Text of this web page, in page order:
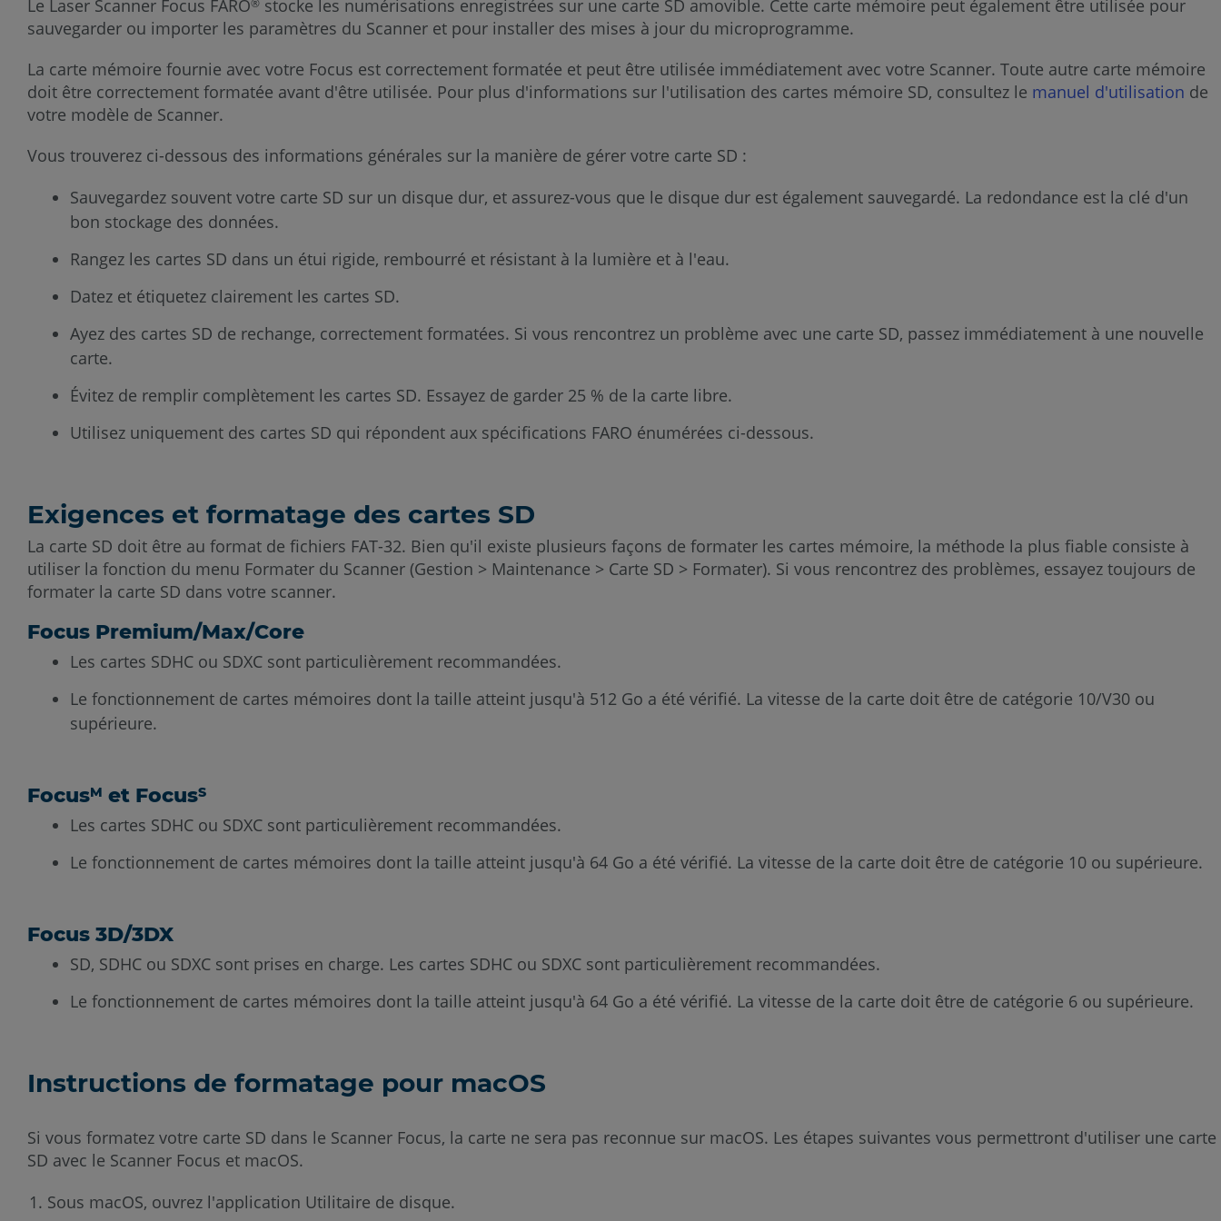
pour
Le Laser Scanner Focus FARO® stocke les numérisations enregistrées sur une carte SD amovible. Cette carte mémoire peut également être utilisée pour
sauvegarder ou importer les paramètres du Scanner et pour installer des mises à jour du microprogramme.
La carte mémoire fournie avec votre Focus est correctement formatée et peut être utilisée immédiatement avec votre Scanner. Toute autre carte mémoire
doit être correctement formatée avant d'être utilisée. Pour plus d'informations sur l'utilisation des cartes mémoire SD, consultez le manuel d'utilisation de
votre modèle de Scanner.
Vous trouverez ci-dessous des informations générales sur la manière de gérer votre carte SD :
Sauvegardez souvent votre carte SD sur un disque dur, et assurez-vous que le disque dur est également sauvegardé. La redondance est la clé d'un
bon stockage des données.
Rangez les cartes SD dans un étui rigide, rembourré et résistant à la lumière et à l'eau.
Datez et étiquetez clairement les cartes SD.
Ayez des cartes SD de rechange, correctement formatées. Si vous rencontrez un problème avec une carte SD, passez immédiatement à une nouvelle
carte.
Évitez de remplir complètement les cartes SD. Essayez de garder 25 % de la carte libre.
Utilisez uniquement des cartes SD qui répondent aux spécifications FARO énumérées ci-dessous.
Exigences et formatage des cartes SD
La carte SD doit être au format de fichiers FAT-32. Bien qu'il existe plusieurs façons de formater les cartes mémoire, la méthode la plus fiable consiste à
utiliser la fonction du menu Formater du Scanner (Gestion > Maintenance > Carte SD > Formater). Si vous rencontrez des problèmes, essayez toujours de
formater la carte SD dans votre scanner.
Focus Premium/Max/Core
Les cartes SDHC ou SDXC sont particulièrement recommandées.
Le fonctionnement de cartes mémoires dont la taille atteint jusqu'à 512 Go a été vérifié. La vitesse de la carte doit être de catégorie 10/V30 ou
supérieure.
FocusM et FocusS
Les cartes SDHC ou SDXC sont particulièrement recommandées.
Le fonctionnement de cartes mémoires dont la taille atteint jusqu'à 64 Go a été vérifié. La vitesse de la carte doit être de catégorie 10 ou supérieure.
Focus 3D/3DX
SD, SDHC ou SDXC sont prises en charge. Les cartes SDHC ou SDXC sont particulièrement recommandées.
Le fonctionnement de cartes mémoires dont la taille atteint jusqu'à 64 Go a été vérifié. La vitesse de la carte doit être de catégorie 6 ou supérieure.
Instructions de formatage pour macOS
Si vous formatez votre carte SD dans le Scanner Focus, la carte ne sera pas reconnue sur macOS. Les étapes suivantes vous permettront d'utiliser une carte
SD avec le Scanner Focus et macOS.
Sous macOS, ouvrez l'application Utilitaire de disque.